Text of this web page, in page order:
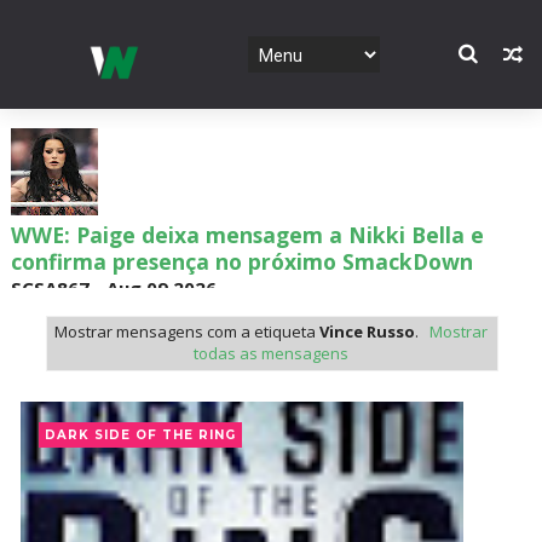
WWE: Paige deixa mensagem a Nikki Bella e
confirma presença no próximo SmackDown
SCSA867- Aug 09 2026
WWE: Chelsea Green é apresentada como WWE
Women´s Champion no SmackDown
SCSA867-Aug 09 2026
Mostrar mensagens com a etiquetaVince Russo.
Mostrar
todas as mensagens
DARK SIDE OF THE RING